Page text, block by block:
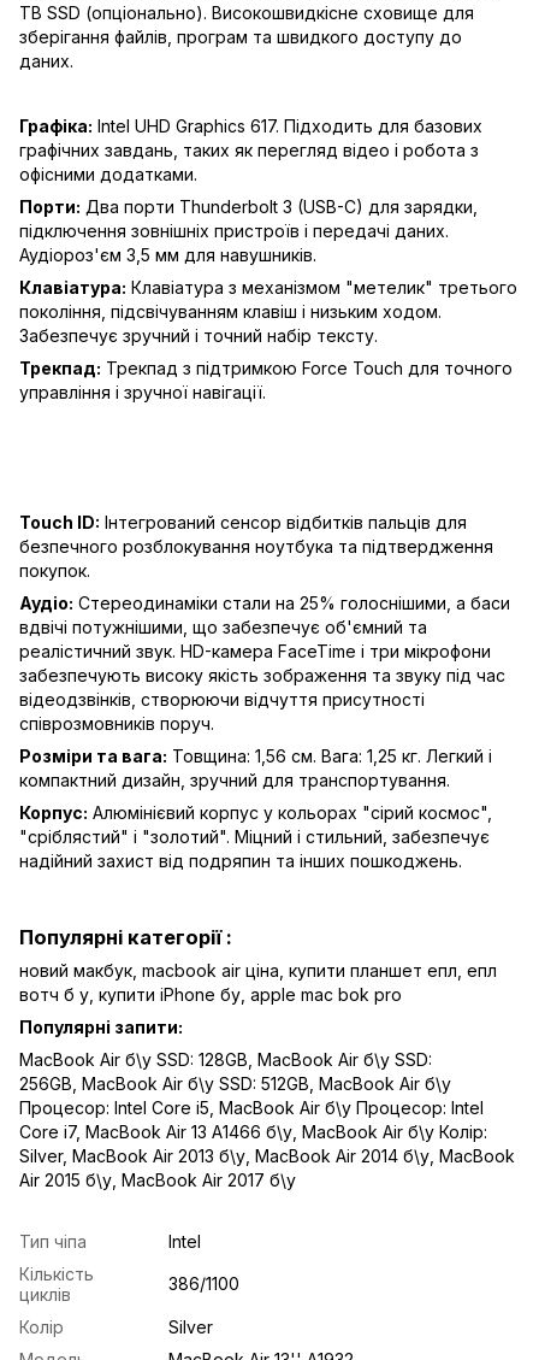
TB SSD (опціонально). Високошвидкісне сховище для
зберігання файлів, програм та швидкого доступу до
даних.
Графіка: Intel UHD Graphics 617. Підходить для базових
графічних завдань, таких як перегляд відео і робота з
офісними додатками.
Порти: Два порти Thunderbolt 3 (USB-C) для зарядки,
підключення зовнішніх пристроїв і передачі даних.
Аудіороз'єм 3,5 мм для навушників.
Клавіатура: Клавіатура з механізмом "метелик" третього
покоління, підсвічуванням клавіш і низьким ходом.
Забезпечує зручний і точний набір тексту.
Трекпад: Трекпад з підтримкою Force Touch для точного
управління і зручної навігації.
Touch ID: Інтегрований сенсор відбитків пальців для
безпечного розблокування ноутбука та підтвердження
покупок.
Аудіо: Стереодинаміки стали на 25% голоснішими, а баси
вдвічі потужнішими, що забезпечує об'ємний та
реалістичний звук. HD-камера FaceTime і три мікрофони
забезпечують високу якість зображення та звуку під час
відеодзвінків, створюючи відчуття присутності
співрозмовників поруч.
Розміри та вага: Товщина: 1,56 см. Вага: 1,25 кг. Легкий і
компактний дизайн, зручний для транспортування.
Корпус: Алюмінієвий корпус у кольорах "сірий космос",
"сріблястий" і "золотий". Міцний і стильний, забезпечує
надійний захист від подряпин та інших пошкоджень.
Популярні категорії :
новий макбук, macbook air ціна, купити планшет епл, епл
вотч б у, купити iPhone бу, apple mac bok pro
Популярні запити:
MacBook Air б\у SSD: 128GB MacBook Air б\у SSD:
256GB MacBook Air б\у SSD: 512GB MacBook Air б\у
Процесор: Intel Core i5 MacBook Air б\у Процесор: Intel
Core i7, MacBook Air 13 A1466 б\у MacBook Air б\у Колір:
Silver, MacBook Air 2013 б\у MacBook Air 2014 б\у MacBook
Air 2015 б\у MacBook Air 2017 б\у
Тип чіпа
Intel
Кількість
циклів
386/1100
Колір
Silver